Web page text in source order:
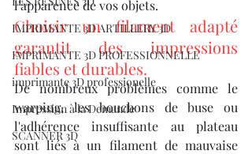
IMPRIMANTE 3D ARTILLERY 3D
IMPRIMANTE 3D PROFESSIONNELLE
imprimante 3D professionelle
Impression à la Demande
SCANNER 3D
l’apparence de vos objets.
Choisir un filament adapté
garantit des impressions
fiables et durables.
De nombreux problèmes comme le
warping, les bouchons de buse ou
l'adhérence insuffisante au plateau
sont liés à un filament de mauvaise